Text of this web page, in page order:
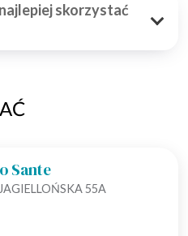
skorzystać
Sante
55A